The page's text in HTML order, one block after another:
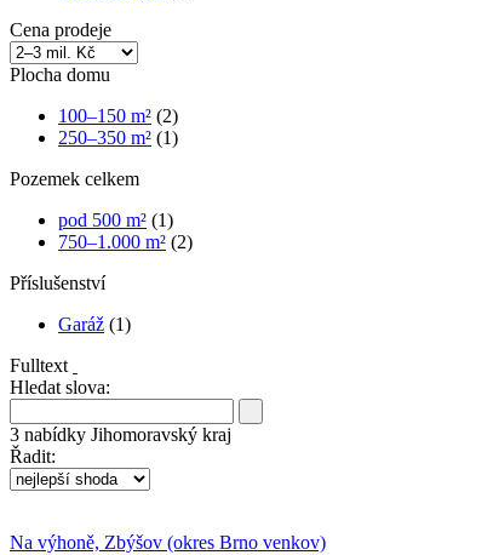
Cena prodeje
Plocha domu
100–150 m² (2)
250–350 m² (1)
Pozemek celkem
pod 500 m² (1)
750–1.000 m² (2)
Příslušenství
Garáž (1)
Fulltext
Hledat slova:
3 nabídky Jihomoravský kraj
Řadit:
Na výhoně, Zbýšov (okres Brno venkov)